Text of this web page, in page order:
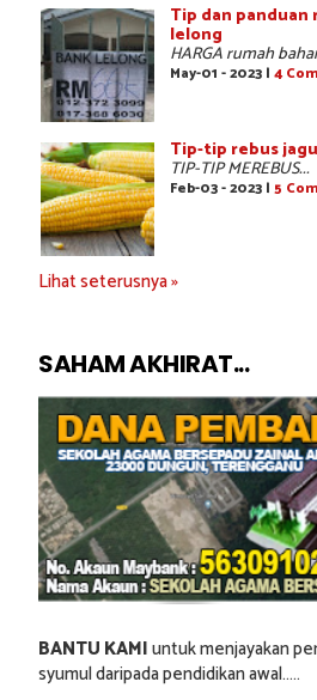
Tip dan panduan
lelong
HARGA rumah
May-01 - 2023 | 4
Tip-tip rebus
TIP-TIP MEREBUS...
Feb-03 - 2023 | 5
Lihat seterusnya »
SAHAM AKHIRAT...
BANTU KAMIuntuk menjayakan
syumul daripada pendidikan awal.....